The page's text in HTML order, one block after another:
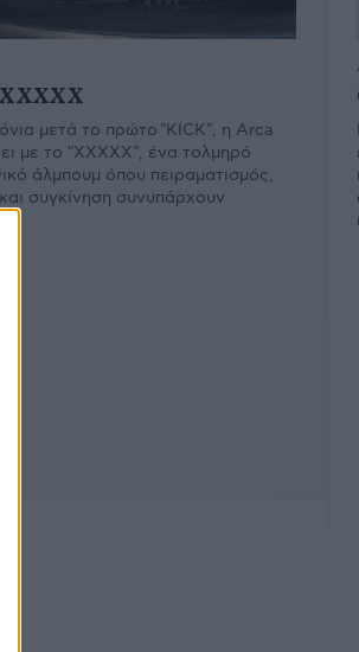
μετά το πρώτο "KICK", η Arca
με το "XXXXX", ένα τολμηρό
άλμπουμ όπου πειραματισμός,
συγκίνηση συνυπάρχουν